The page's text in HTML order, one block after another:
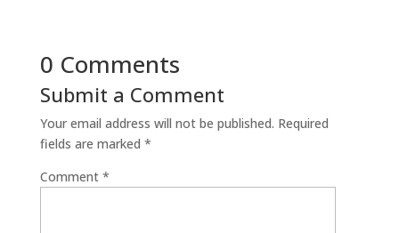
0 Comments
Submit a Comment
Your email address will not be published. Required
fields are marked *
Comment *